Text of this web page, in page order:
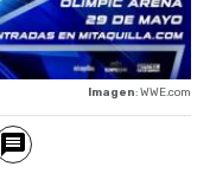
Imagen: WWE.com